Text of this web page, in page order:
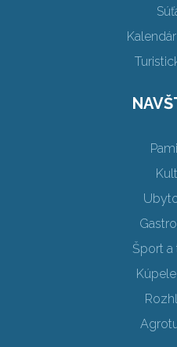
Šport a